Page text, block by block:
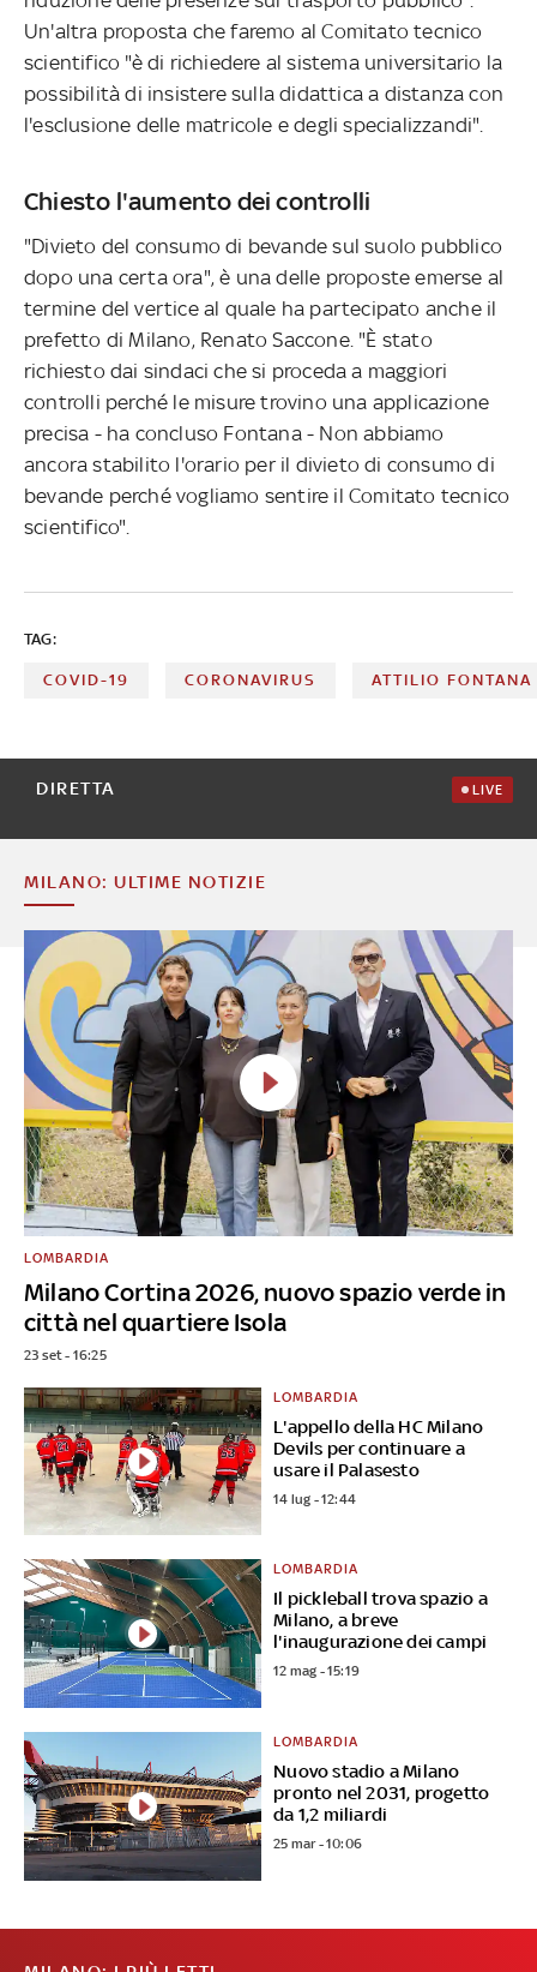
Un'altra proposta che faremo al Comitato tecnico
scientifico "è di richiedere al sistema universitario la
possibilità di insistere sulla didattica a distanza con
l'esclusione delle matricole e degli specializzandi".
Chiesto l'aumento dei controlli
"Divieto del consumo di bevande sul suolo pubblico
dopo una certa ora", è una delle proposte emerse al
termine del vertice al quale ha partecipato anche il
prefetto di Milano, Renato Saccone. "È stato
richiesto dai sindaci che si proceda a maggiori
controlli perché le misure trovino una applicazione
precisa - ha concluso Fontana - Non abbiamo
ancora stabilito l'orario per il divieto di consumo di
bevande perché vogliamo sentire il Comitato tecnico
scientifico".
TAG:
COVID-19 CORONAVIRUS ATTILIO FONTANA
DIRETTA LIVE
MILANO: ULTIME NOTIZIE
Milano Cortina 2026, nuovo spazio verde in
città nel quartiere Isola
LOMBARDIA
23 set - 16:25
L'appello della HC Milano
Devils per continuare a
usare il Palasesto
LOMBARDIA
14 lug - 12:44
Il pickleball trova spazio a
Milano, a breve
l'inaugurazione dei campi
LOMBARDIA
12 mag - 15:19
Nuovo stadio a Milano
pronto nel 2031, progetto
da 1,2 miliardi
LOMBARDIA
25 mar - 10:06